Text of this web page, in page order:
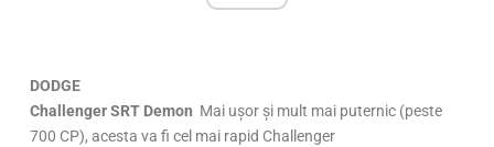
DODGE
Challenger SRT Demon Mai ușor și mult mai puternic (peste
700 CP), acesta va fi cel mai rapid Challenger